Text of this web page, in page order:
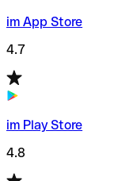
im App Store
4.7
im Play Store
4.8